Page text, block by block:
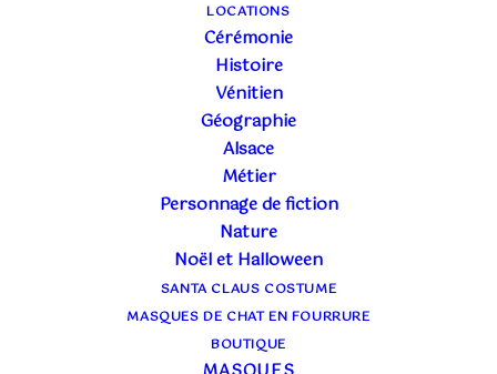
LOCATIONS
Cérémonie
Histoire
Vénitien
Géographie
Alsace
Métier
Personnage de fiction
Nature
Noël et Halloween
SANTA CLAUS COSTUME
MASQUES DE CHAT EN FOURRURE
BOUTIQUE